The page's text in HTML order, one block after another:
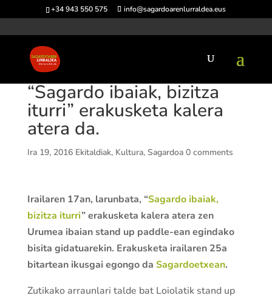
+34 943 550 575 info@sagardoarenlurraldea.eus
“Sagardo ibaiak, bizitza
iturri” erakusketa kalera
atera da.
Ira 19, 2016 Ekitaldiak, Kultura, Sagardoa 0 comments
Irailaren 17an, larunbata, “Sagardo ibaiak,
bizitza iturri” erakusketa kalera atera zen
Urumea ibaian stand up paddle-ean egindako
bisita gidatuarekin. Erakusketa irailaren 25a
bitartean ikusgai egongo da Sagardoetxean.
Zutikako arraunlari talde bat Loiolatik stand up